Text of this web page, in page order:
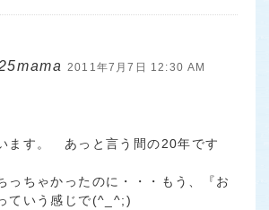
2011年7月7日 12:30 AM
ます。 あっと言う間の20年です
っちゃかったのに・・・もう、『お
ていう感じで(^_^;)